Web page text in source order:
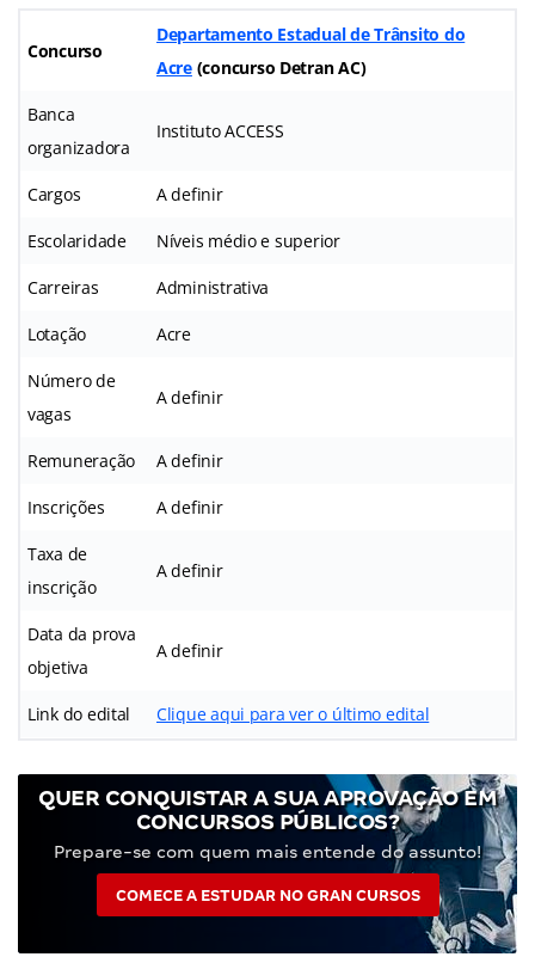
Concurso
Departamento Estadual de Trânsito do
Acre(concurso Detran AC)
Banca
organizadora
Instituto ACCESS
Cargos A definir
Escolaridade Níveis médio e superior
Carreiras Administrativa
Lotação Acre
Número de
vagas
A definir
Remuneração A definir
Inscrições A definir
Taxa de
inscrição
A definir
Data da prova
objetiva
A definir
Link do edital Clique aqui para ver o último edital
QUER CONQUISTAR A SUA APROVAÇÃO EM
CONCURSOS PÚBLICOS?
Prepare-se com quem mais entende do assunto!
COMECE A ESTUDAR NO GRAN CURSOS